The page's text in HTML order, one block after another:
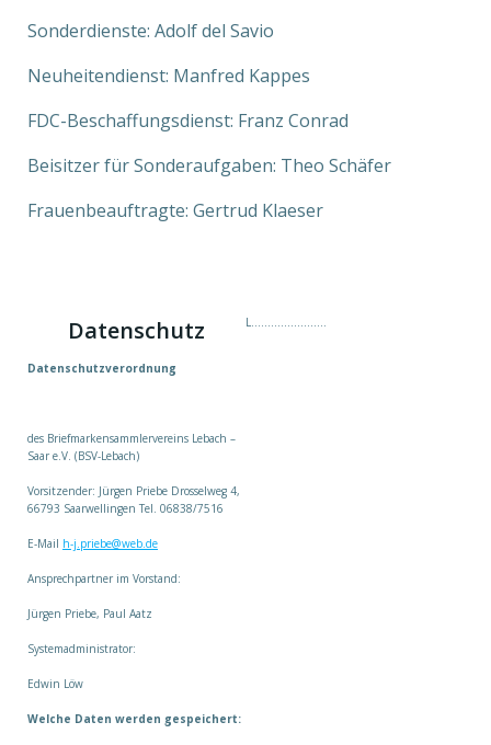
Sonderdienste: Adolf del Savio
Neuheitendienst: Manfred Kappes
FDC-Beschaffungsdienst: Franz Conrad
Beisitzer für Sonderaufgaben: Theo Schäfer
Frauenbeauftragte: Gertrud Klaeser
Datenschutz
Datenschutzverordnung
des Briefmarkensammlervereins Lebach –
Saar e.V. (BSV-Lebach)
Vorsitzender: Jürgen Priebe Drosselweg 4,
66793 Saarwellingen Tel. 06838/7516
E-Mail h-j.priebe@web.de
Ansprechpartner im Vorstand:
Jürgen Priebe, Paul Aatz
Systemadministrator:
Edwin Löw
Welche Daten werden gespeichert:
L…………………..